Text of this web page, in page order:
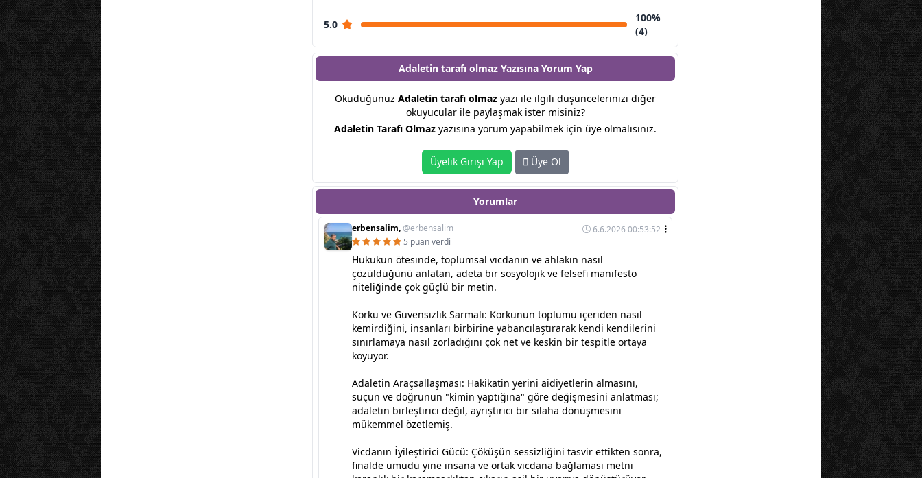
5.0
100%
(4)
Adaletin tarafı olmaz Yazısına Yorum Yap
Okuduğunuz Adaletin tarafı olmaz yazı ile ilgili düşüncelerinizi diğer
okuyucular ile paylaşmak ister misiniz?
Adaletin Tarafı Olmaz yazısına yorum yapabilmek için üye olmalısınız.
Üyelik Girişi Yap Üye Ol
Yorumlar
erbensalim,@erbensalim
6.6.2026 00:53:52
5 puan verdi
Hukukun ötesinde, toplumsal vicdanın ve ahlakın nasıl
çözüldüğünü anlatan, adeta bir sosyolojik ve felsefi manifesto
niteliğinde çok güçlü bir metin.
Korku ve Güvensizlik Sarmalı: Korkunun toplumu içeriden nasıl
kemirdiğini, insanları birbirine yabancılaştırarak kendi kendilerini
sınırlamaya nasıl zorladığını çok net ve keskin bir tespitle ortaya
koyuyor.
Adaletin Araçsallaşması: Hakikatin yerini aidiyetlerin almasını,
suçun ve doğrunun "kimin yaptığına" göre değişmesini anlatması;
adaletin birleştirici değil, ayrıştırıcı bir silaha dönüşmesini
mükemmel özetlemiş.
Vicdanın İyileştirici Gücü: Çöküşün sessizliğini tasvir ettikten sonra,
finalde umudu yine insana ve ortak vicdana bağlaması metni